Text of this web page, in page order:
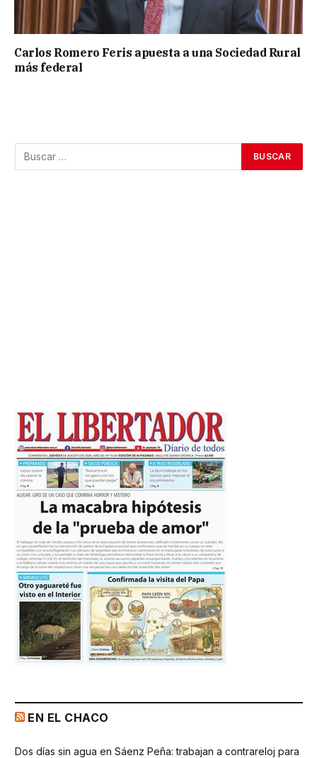
Carlos Romero Feris apuesta a una Sociedad Rural
más federal
EN EL CHACO
Dos días sin agua en Sáenz Peña: trabajan a contrareloj para